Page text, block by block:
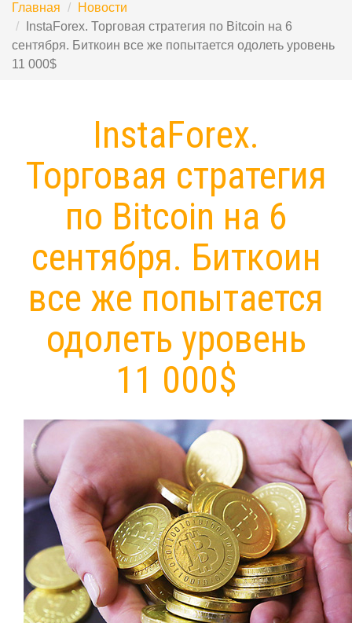
Главная
Новости
InstaForex. Торговая стратегия по Bitcoin на 6
сентября. Биткоин все же попытается одолеть уровень
11 000$
InstaForex.
Торговая стратегия
по Bitcoin на 6
сентября. Биткоин
все же попытается
одолеть уровень
11 000$